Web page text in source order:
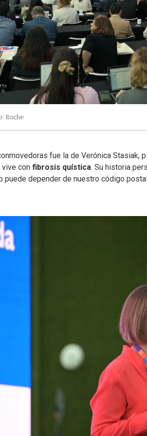
Roche
fue la de Verónica
vive con fibrosis quística. Su historia
puede depender de nuestro código